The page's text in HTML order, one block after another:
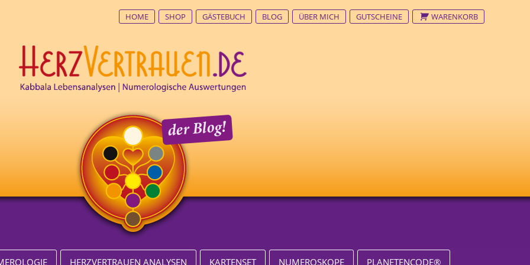
HOME SHOP GÄSTEBUCH BLOG ÜBER MICH GUTSCHEINE WARENKORB
HERZVERTRAUEN ANALYSEN KARTENSET NUMEROSKOPE PLANETENCODE®